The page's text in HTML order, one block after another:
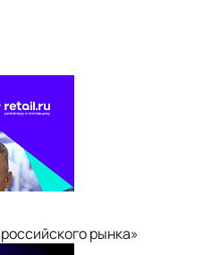
рынка»